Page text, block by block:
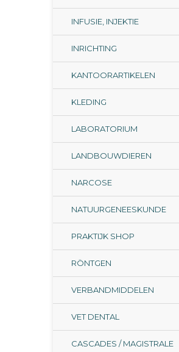
INFUSIE, INJEKTIE
INRICHTING
KANTOORARTIKELEN
KLEDING
LABORATORIUM
LANDBOUWDIEREN
NARCOSE
NATUURGENEESKUNDE
PRAKTIJK SHOP
RÖNTGEN
VERBANDMIDDELEN
VET DENTAL
CASCADES / MAGISTRALE